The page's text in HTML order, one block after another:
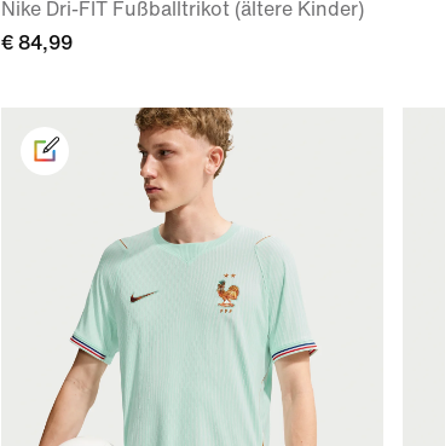
Nike Dri-FIT Fußballtrikot (ältere Kinder)
€ 84,99